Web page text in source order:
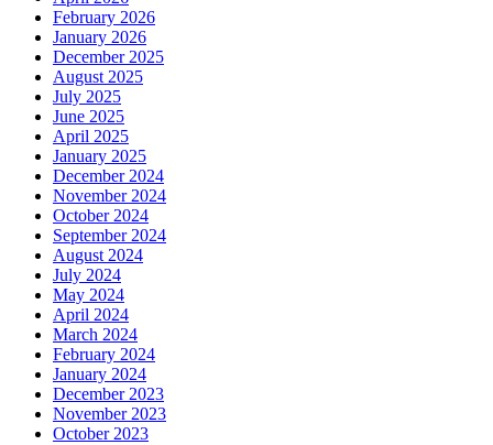
February 2026
January 2026
December 2025
August 2025
July 2025
June 2025
April 2025
January 2025
December 2024
November 2024
October 2024
September 2024
August 2024
July 2024
May 2024
April 2024
March 2024
February 2024
January 2024
December 2023
November 2023
October 2023